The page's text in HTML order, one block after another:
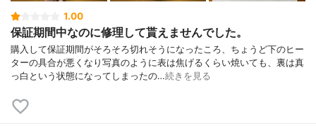
1.00
保証期間中なのに修理して貰えませんでした。
購入して保証期間がそろそろ切れそうになったころ、ちょうど下のヒー
ターの具合が悪くなり写真のように表は焦げるくらい焼いても、裏は真
っ白という状態になってしまったの…続きを見る